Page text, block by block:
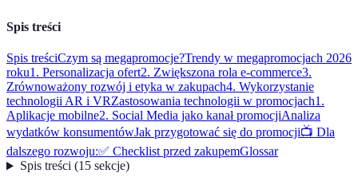
Spis treści
Spis treściCzym są megapromocje?Trendy w megapromocjach 2026
roku1. Personalizacja ofert2. Zwiększona rola e-commerce3.
Zrównoważony rozwój i etyka w zakupach4. Wykorzystanie
technologii AR i VRZastosowania technologii w promocjach1.
Aplikacje mobilne2. Social Media jako kanał promocjiAnaliza
wydatków konsumentówJak przygotować się do promocji📺 Dla
dalszego rozwoju:✅ Checklist przed zakupemGlossar
Spis treści(15 sekcje)